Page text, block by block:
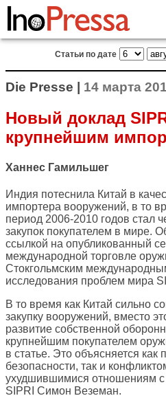
Статьи по дате
Die Presse | 14 марта
Новый доклад
крупнейшим
Ханнес Гамильшег
Индия потеснила Китай в
импортера вооружений, в то
период 2006-2010 годов стал
закупок покупателем в мире.
ссылкой на опубликованный
международной торговле
Стокгольмским
исследования проблем мира
В то время как Китай сильно
закупку вооружений, вместо
развитие собственной
крупнейшим покупателем
в статье. Это объясняется
безопасности, так и
ухудшившимися отношениям с
SIPRI Симон Веземан.